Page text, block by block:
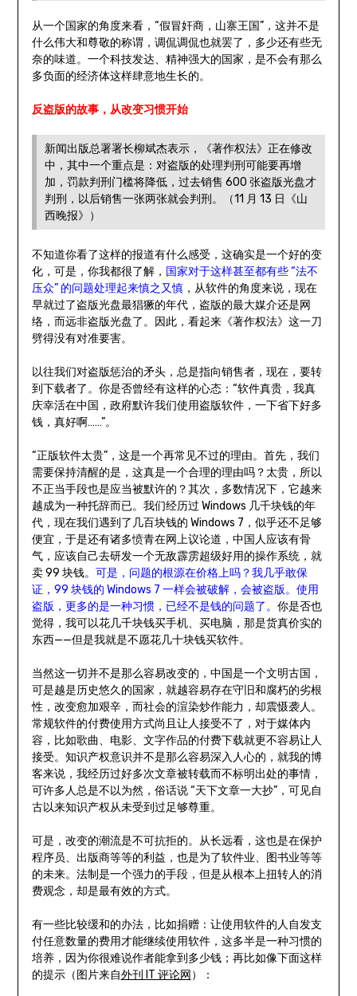
从一个国家的角度来看，“假冒奸商，山寨王国”，这并不是
什么伟大和尊敬的称谓，调侃调侃也就罢了，多少还有些无
奈的味道。一个科技发达、精神强大的国家，是不会有那么
多负面的经济体这样肆意地生长的。
反盗版的故事，从改变习惯开始
新闻出版总署署长柳斌杰表示，《著作权法》正在修改
中，其中一个重点是：对盗版的处理判刑可能要再增
加，罚款判刑门槛将降低，过去销售 600 张盗版光盘才
判刑，以后销售一张两张就会判刑。（11 月 13 日《山
西晚报》）
不知道你看了这样的报道有什么感受，这确实是一个好的变
化，可是，你我都很了解， 国家对于这样甚至都有些 “法不
压众” 的问题处理起来慎之又慎，从软件的角度来说，现在
早就过了盗版光盘最猖獗的年代，盗版的最大媒介还是网
络，而远非盗版光盘了。因此，看起来《著作权法》这一刀
劈得没有对准要害。
以往我们对盗版惩治的矛头，总是指向销售者，现在，要转
到下载者了。你是否曾经有这样的心态：“软件真贵，我真
庆幸活在中国，政府默许我们使用盗版软件，一下省下好多
钱，真好啊……”。
“正版软件太贵”，这是一个再常见不过的理由。首先，我们
需要保持清醒的是，这真是一个合理的理由吗？太贵，所以
不正当手段也是应当被默许的？其次，多数情况下，它越来
越成为一种托辞而已。我们经历过 Windows 几千块钱的年
代，现在我们遇到了几百块钱的 Windows 7，似乎还不足够
便宜，于是还有诸多愤青在网上议论道，中国人应该有骨
气，应该自己去研发一个无敌霹雳超级好用的操作系统，就
卖 99 块钱。 可是，问题的根源在价格上吗？我几乎敢保
证，99 块钱的 Windows 7 一样会被破解，会被盗版。使用
盗版，更多的是一种习惯，已经不是钱的问题了。 你是否也
觉得，我可以花几千块钱买手机、买电脑，那是货真价实的
东西——但是我就是不愿花几十块钱买软件。
当然这一切并不是那么容易改变的，中国是一个文明古国，
可是越是历史悠久的国家，就越容易存在守旧和腐朽的劣根
性，改变愈加艰辛，而社会的渲染炒作能力，却震慑袭人。
常规软件的付费使用方式尚且让人接受不了，对于媒体内
容，比如歌曲、电影、文字作品的付费下载就更不容易让人
接受。知识产权意识并不是那么容易深入人心的，就我的博
客来说，我经历过好多次文章被转载而不标明出处的事情，
可许多人总是不以为然，俗话说 “天下文章一大抄”，可见自
古以来知识产权从未受到过足够尊重。
可是，改变的潮流是不可抗拒的。从长远看，这也是在保护
程序员、出版商等等的利益，也是为了软件业、图书业等等
的未来。法制是一个强力的手段，但是从根本上扭转人的消
费观念，却是最有效的方式。
有一些比较缓和的办法，比如捐赠：让使用软件的人自发支
付任意数量的费用才能继续使用软件，这多半是一种习惯的
培养，因为你很难说作者能拿到多少钱；再比如像下面这样
的提示（图片来自外刊 IT 评论网）：